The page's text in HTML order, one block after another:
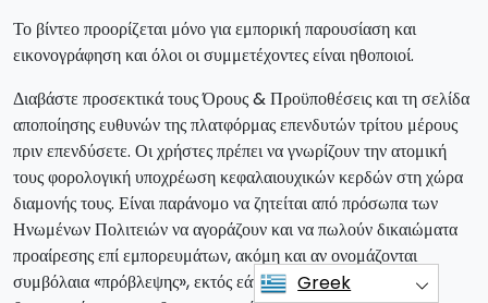
Το βίντεο προορίζεται μόνο για εμπορική παρουσίαση και
εικονογράφηση και όλοι οι συμμετέχοντες είναι ηθοποιοί.
Διαβάστε προσεκτικά τους Όρους & Προϋποθέσεις και τη σελίδα
αποποίησης ευθυνών της πλατφόρμας επενδυτών τρίτου μέρους
πριν επενδύσετε. Οι χρήστες πρέπει να γνωρίζουν την ατομική
τους φορολογική υποχρέωση κεφαλαιουχικών κερδών στη χώρα
διαμονής τους. Είναι παράνομο να ζητείται από πρόσωπα των
Ηνωμένων Πολιτειών να αγοράζουν και να πωλούν δικαιώματα
προαίρεσης επί εμπορευμάτων, ακόμη και αν ονομάζονται
συμβόλαια «πρόβλεψης», εκτός εάν είναι εισηγμένα προς
Greek